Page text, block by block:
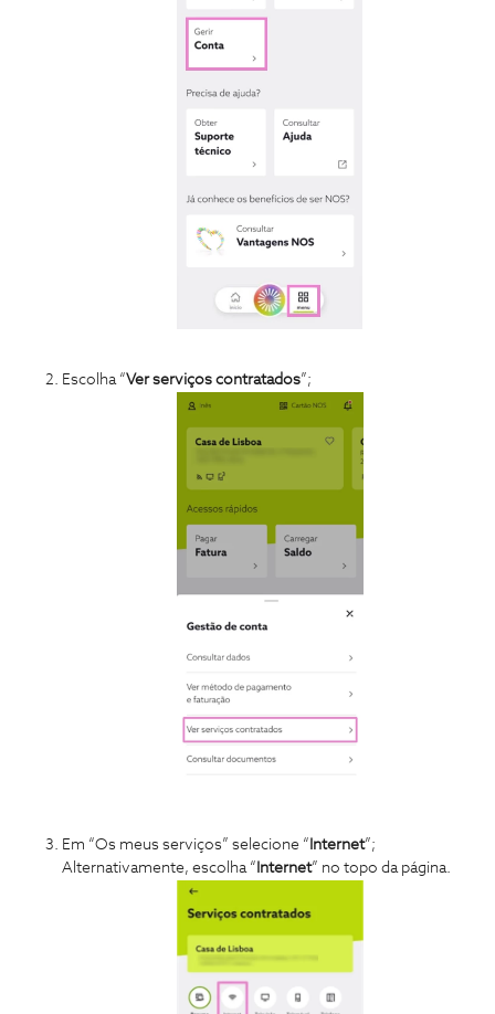
Escolha “Ver serviços contratados”;
Em “Os meus serviços” selecione “ Internet”;
Alternativamente, escolha “ Internet” no topo da página.